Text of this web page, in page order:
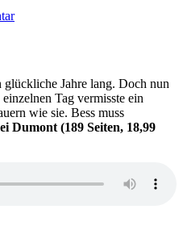
668:
glückliche Jahre lang. Doch nun
Tag vermisste ein
wie sie. Bess muss
Dumont (189 Seiten, 18,99